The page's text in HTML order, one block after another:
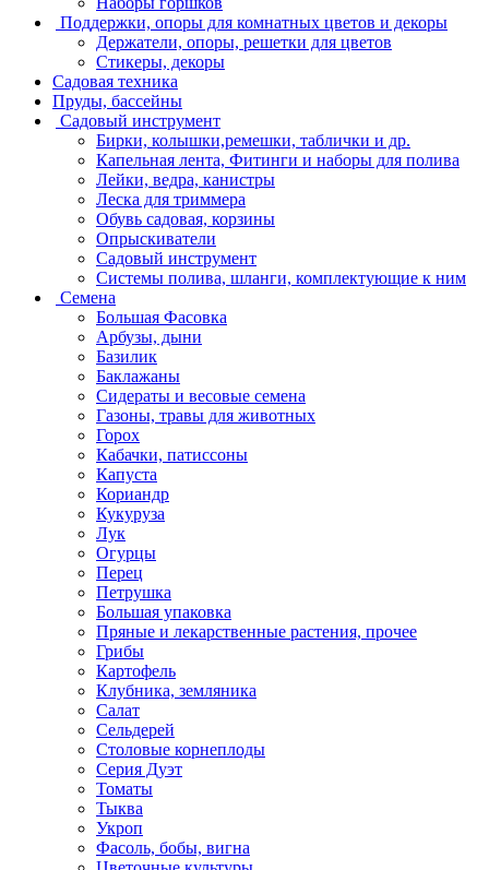
Поддержки, опоры для комнатных цветов и декоры
Держатели, опоры, решетки для цветов
Стикеры, декоры
Садовая техника
Пруды, бассейны
Садовый инструмент
Бирки, колышки,ремешки, таблички и др.
Капельная лента, Фитинги и наборы для полива
Лейки, ведра, канистры
Леска для триммера
Обувь садовая, корзины
Опрыскиватели
Садовый инструмент
Системы полива, шланги, комплектующие к ним
Семена
Большая Фасовка
Арбузы, дыни
Базилик
Баклажаны
Сидераты и весовые семена
Газоны, травы для животных
Горох
Кабачки, патиссоны
Капуста
Кориандр
Кукуруза
Лук
Огурцы
Перец
Петрушка
Большая упаковка
Пряные и лекарственные растения, прочее
Грибы
Картофель
Клубника, земляника
Салат
Сельдерей
Столовые корнеплоды
Серия Дуэт
Томаты
Тыква
Укроп
Фасоль, бобы, вигна